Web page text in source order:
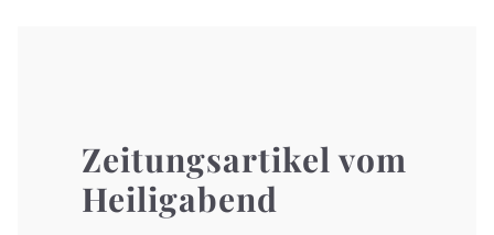
Zeitungsartikel vom
Heiligabend